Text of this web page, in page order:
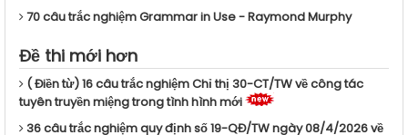
70 câu trắc nghiệm Grammar in Use - Raymond Murphy
Đề thi mới hơn
( Điền từ) 16 câu trắc nghiệm Chỉ thị 30-CT/TW về công tác
tuyên truyền miệng trong tình hình mới
36 câu trắc nghiệm quy định số 19-QĐ/TW ngày 08/4/2026 về